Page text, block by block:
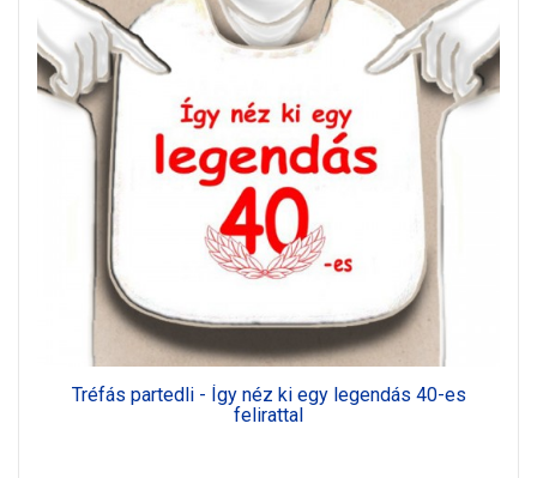
Tréfás partedli - Így néz ki egy legendás 40-es
felirattal